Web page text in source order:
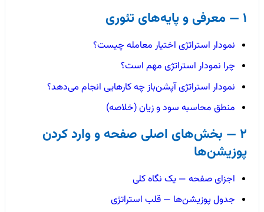
1 — معرفی و پایه‌های تئوری
نمودار استراتژی اختیار معامله چیست؟
چرا نمودار استراتژی مهم است؟
نمودار استراتژی آپشن‌باز چه کارهایی انجام می‌دهد؟
منطق محاسبه سود و زیان (خلاصه)
2 — بخش‌های اصلی صفحه و وارد کردن
پوزیشن‌ها
اجزای صفحه — یک نگاه کلی
جدول پوزیشن‌ها — قلب استراتژی